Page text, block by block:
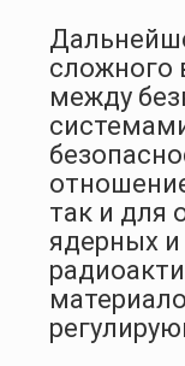
сложного
между
так и для
ядерных и